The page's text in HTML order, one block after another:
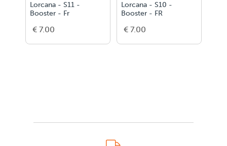
Lorcana - S11 -
Booster - Fr
€ 7.00
Lorcana - S10 -
Booster - FR
€ 7.00